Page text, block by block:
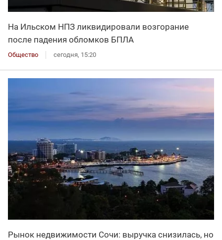
На Ильском НПЗ ликвидировали возгорание
после падения обломков БПЛА
Общество сегодня, 15:20
Рынок недвижимости Сочи: выручка снизилась, но